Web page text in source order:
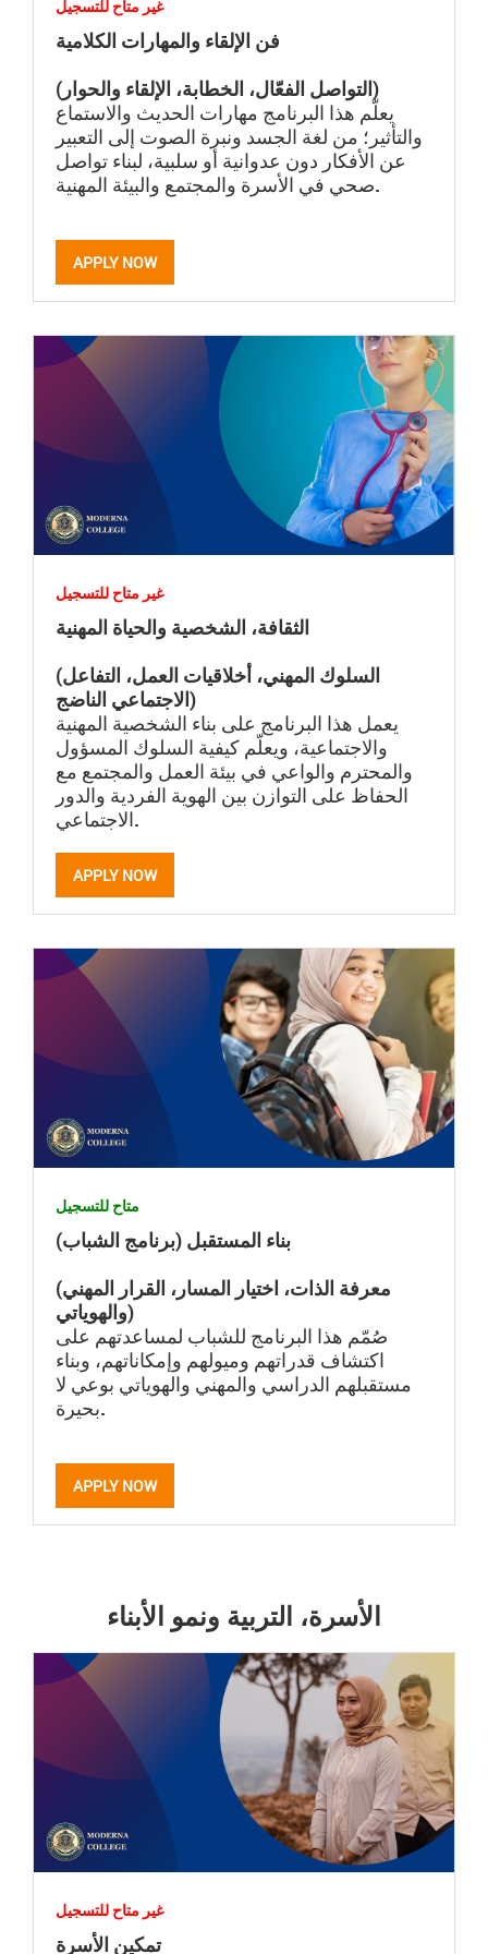
غير متاح للتسجيل
فن الإلقاء والمهارات الكلامية
(التواصل الفعّال، الخطابة، الإلقاء والحوار)
يعلّم هذا البرنامج مهارات الحديث والاستماع
والتأثير؛ من لغة الجسد ونبرة الصوت إلى التعبير
عن الأفكار دون عدوانية أو سلبية، لبناء تواصل
صحي في الأسرة والمجتمع والبيئة المهنية.
APPLY NOW
غير متاح للتسجيل
الثقافة، الشخصية والحياة المهنية
(السلوك المهني، أخلاقيات العمل، التفاعل
الاجتماعي الناضج)
يعمل هذا البرنامج على بناء الشخصية المهنية
والاجتماعية، ويعلّم كيفية السلوك المسؤول
والمحترم والواعي في بيئة العمل والمجتمع مع
الحفاظ على التوازن بين الهوية الفردية والدور
الاجتماعي.
APPLY NOW
متاح للتسجيل
بناء المستقبل (برنامج الشباب)
(معرفة الذات، اختيار المسار، القرار المهني
والهوياتي)
صُمّم هذا البرنامج للشباب لمساعدتهم على
اكتشاف قدراتهم وميولهم وإمكاناتهم، وبناء
مستقبلهم الدراسي والمهني والهوياتي بوعي لا
بحيرة.
APPLY NOW
الأسرة، التربية ونمو الأبناء
غير متاح للتسجيل
تمكين الأسرة